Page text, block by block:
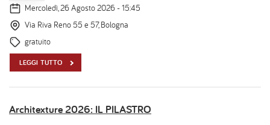
Mercoledì, 26 Agosto 2026 - 15:45
Via Riva Reno 55 e 57, Bologna
gratuito
LEGGI TUTTO
Architexture 2026: IL PILASTRO